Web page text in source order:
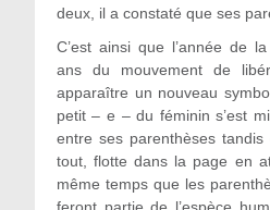
deux, il a constaté que ses
C’est ainsi que l’année de
ans du mouvement de
apparaître un nouveau
petit – e – du féminin s’est
entre ses parenthèses
tout, flotte dans la page en
même temps que les
feront partie de l’espèce